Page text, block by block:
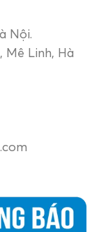
Nội.
Mê Linh, Hà